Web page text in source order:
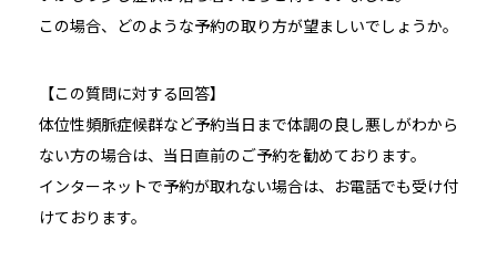
この場合、どのような予約の取り方が望ましいでしょうか。
【この質問に対する回答】
体位性頻脈症候群など予約当日まで体調の良し悪しがわから
ない方の場合は、当日直前のご予約を勧めております。
インターネットで予約が取れない場合は、お電話でも受け付
けております。